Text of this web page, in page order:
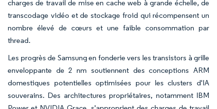
charges de travail de mise en cache web à grande échelle, de
transcodage vidéo et de stockage froid qui récompensent un
nombre élevé de cœurs et une faible consommation par
thread.
Les progrès de Samsung en fonderie vers les transistors à grille
enveloppante de 2 nm soutiennent des conceptions ARM
domestiques potentielles optimisées pour les clusters d'IA
souverains. Des architectures propriétaires, notamment IBM